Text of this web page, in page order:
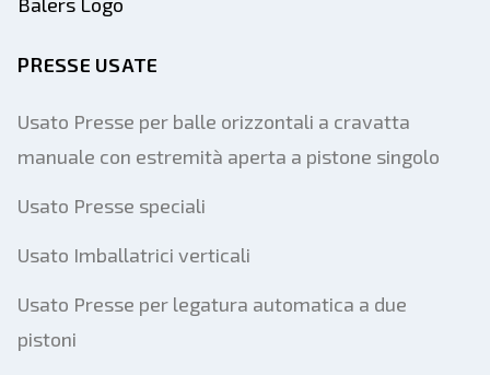
PRESSE USATE
Usato Presse per balle orizzontali a cravatta
manuale con estremità aperta a pistone singolo
Usato Presse speciali
Usato Imballatrici verticali
Usato Presse per legatura automatica a due
pistoni